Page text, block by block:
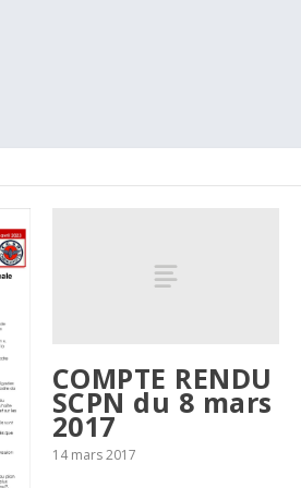
COMPTE RENDU
SCPN du 8 mars
2017
14 mars 2017